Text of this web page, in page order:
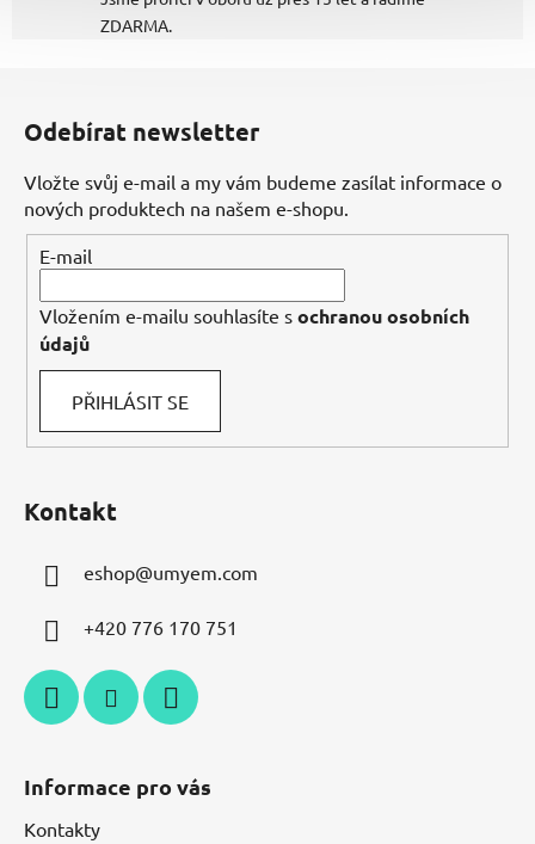
ZDARMA.
Odebírat newsletter
Vložte svůj e-mail a my vám budeme zasílat informace o
nových produktech na našem e-shopu.
E-mail
Vložením e-mailu souhlasíte s ochranou osobních
údajů
PŘIHLÁSIT SE
Kontakt
eshop@umyem.com
+420 776 170 751
Informace pro vás
Kontakty